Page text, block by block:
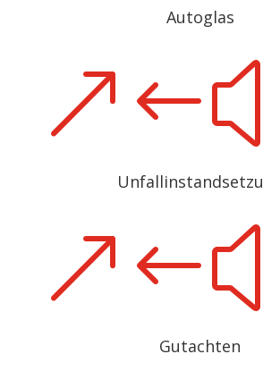
Autoglas
Gutachten